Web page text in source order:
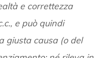
e correttezza
e può quindi
giusta causa (o del